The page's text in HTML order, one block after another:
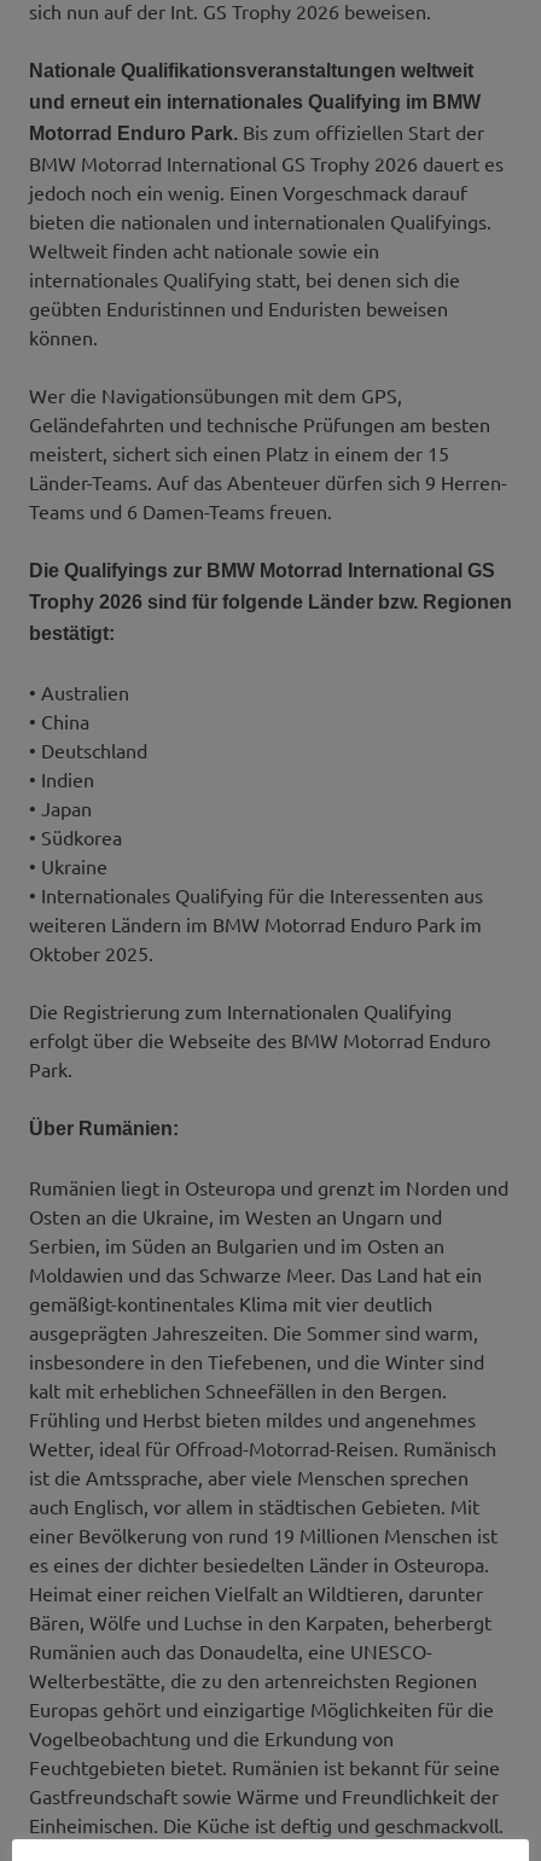
sich nun auf der Int. GS Trophy 2026 beweisen.
Nationale Qualifikationsveranstaltungen weltweit
und erneut ein internationales Qualifying im BMW
Motorrad Enduro Park. Bis zum offiziellen Start der
BMW Motorrad International GS Trophy 2026 dauert es
jedoch noch ein wenig. Einen Vorgeschmack darauf
bieten die nationalen und internationalen Qualifyings.
Weltweit finden acht nationale sowie ein
internationales Qualifying statt, bei denen sich die
geübten Enduristinnen und Enduristen beweisen
können.
Wer die Navigationsübungen mit dem GPS,
Geländefahrten und technische Prüfungen am besten
meistert, sichert sich einen Platz in einem der 15
Länder-Teams. Auf das Abenteuer dürfen sich 9 Herren-
Teams und 6 Damen-Teams freuen.
Die Qualifyings zur BMW Motorrad International GS
Trophy 2026 sind für folgende Länder bzw. Regionen
bestätigt:
• Australien
• China
• Deutschland
• Indien
• Japan
• Südkorea
• Ukraine
• Internationales Qualifying für die Interessenten aus
weiteren Ländern im BMW Motorrad Enduro Park im
Oktober 2025.
Die Registrierung zum Internationalen Qualifying
erfolgt über die Webseite des BMW Motorrad Enduro
Park.
Über Rumänien:
Rumänien liegt in Osteuropa und grenzt im Norden und
Osten an die Ukraine, im Westen an Ungarn und
Serbien, im Süden an Bulgarien und im Osten an
Moldawien und das Schwarze Meer. Das Land hat ein
gemäßigt-kontinentales Klima mit vier deutlich
ausgeprägten Jahreszeiten. Die Sommer sind warm,
insbesondere in den Tiefebenen, und die Winter sind
kalt mit erheblichen Schneefällen in den Bergen.
Frühling und Herbst bieten mildes und angenehmes
Wetter, ideal für Offroad-Motorrad-Reisen. Rumänisch
ist die Amtssprache, aber viele Menschen sprechen
auch Englisch, vor allem in städtischen Gebieten. Mit
einer Bevölkerung von rund 19 Millionen Menschen ist
es eines der dichter besiedelten Länder in Osteuropa.
Heimat einer reichen Vielfalt an Wildtieren, darunter
Bären, Wölfe und Luchse in den Karpaten, beherbergt
Rumänien auch das Donaudelta, eine UNESCO-
Welterbestätte, die zu den artenreichsten Regionen
Europas gehört und einzigartige Möglichkeiten für die
Vogelbeobachtung und die Erkundung von
Feuchtgebieten bietet. Rumänien ist bekannt für seine
Gastfreundschaft sowie Wärme und Freundlichkeit der
Einheimischen. Die Küche ist deftig und geschmackvoll.